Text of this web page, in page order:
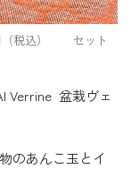
円（税込） セット
Verrine 盆栽ヴェ
のあんこ玉とイ